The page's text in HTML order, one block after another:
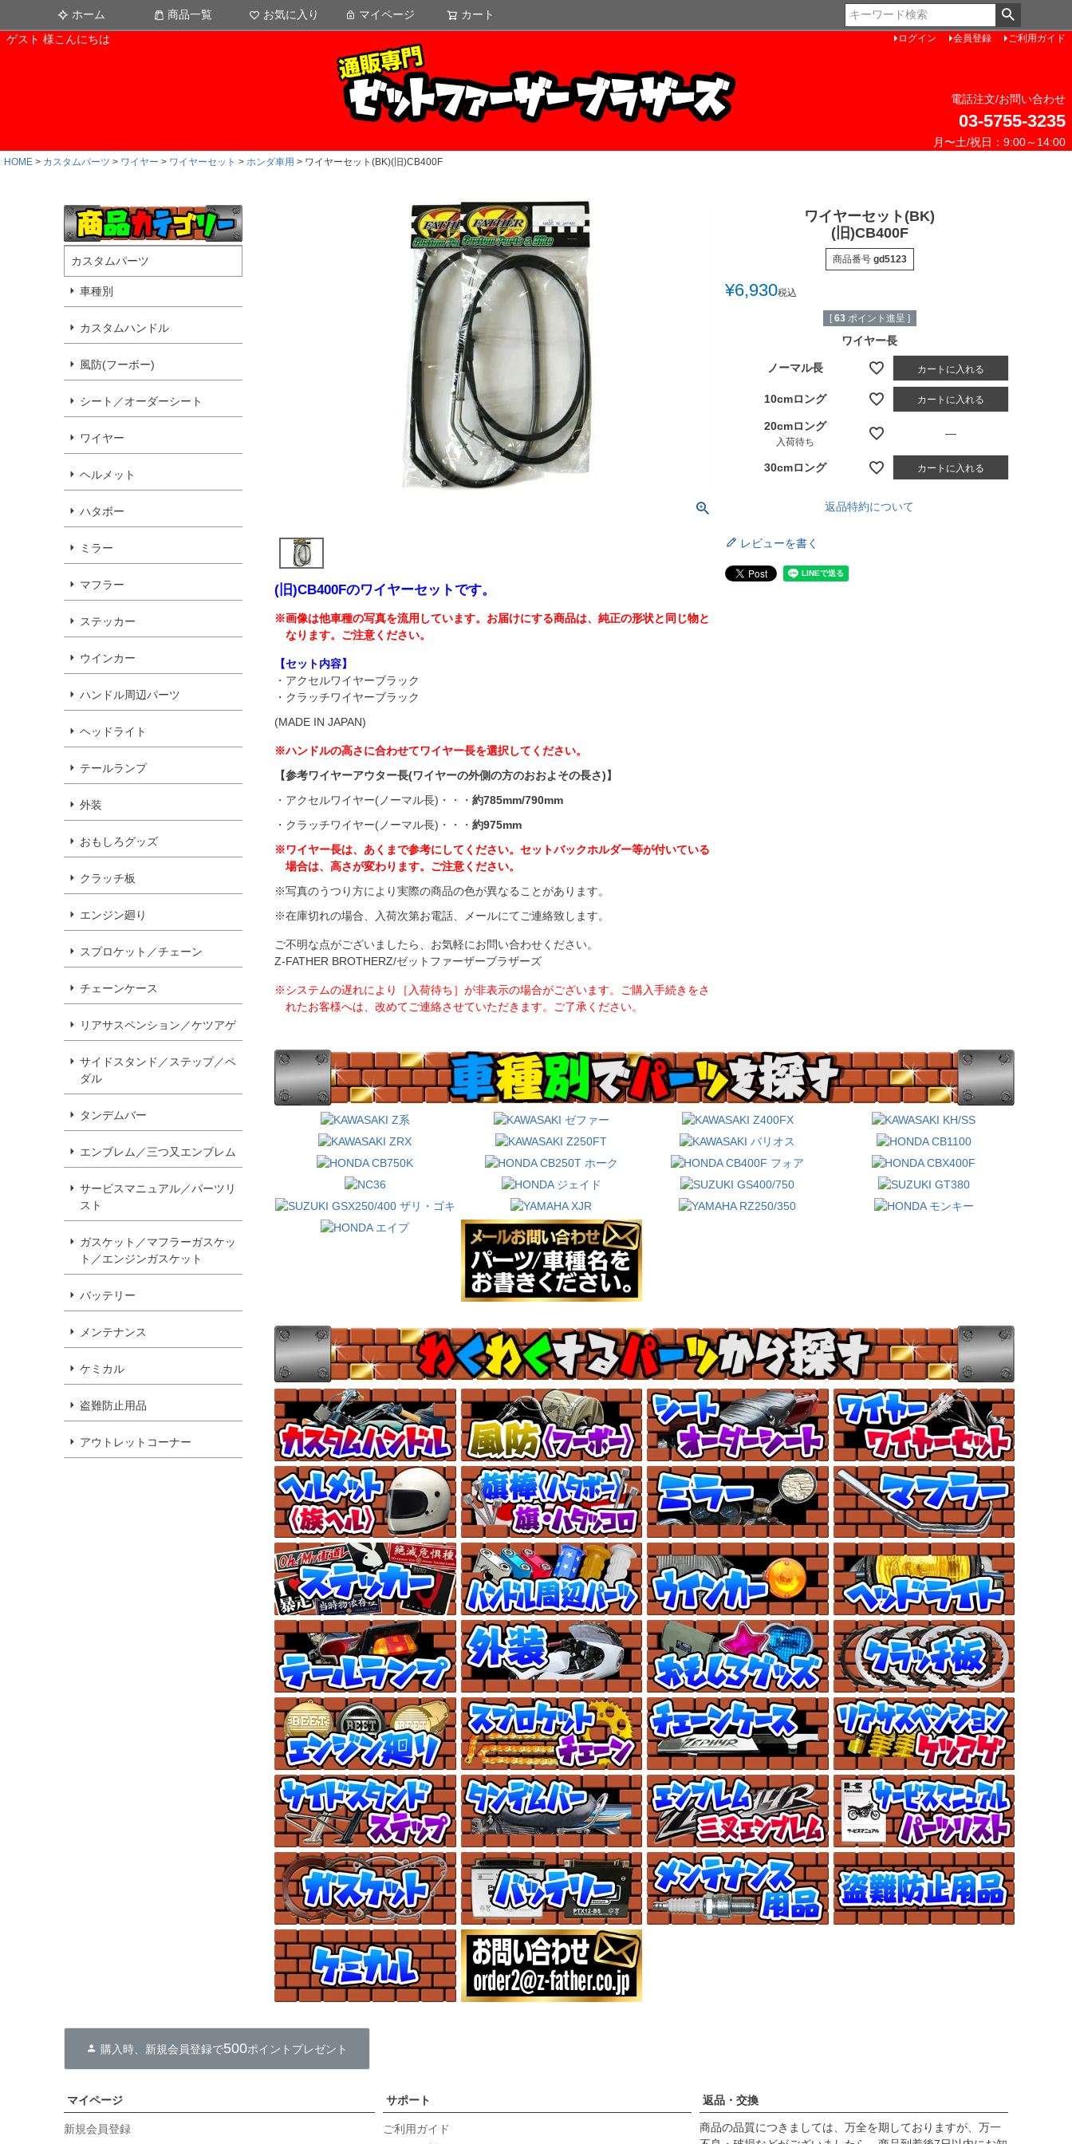
ホーム 商品一覧 お気に入り マイページ カート
ゲスト 様こんにちは
ログイン 会員登録 ご利用ガイド
電話注文/お問い合わせ
03-5755-3235
月〜土/祝日：9:00～14:00
HOME カスタムパーツ ワイヤー ワイヤーセット ホンダ車用 ワイヤーセット(BK)(旧)CB400F
カスタムパーツ
車種別
カスタムハンドル
風防(フーボー)
シート／オーダーシート
ワイヤー
ヘルメット
ハタボー
ミラー
マフラー
ステッカー
ウインカー
ハンドル周辺パーツ
ヘッドライト
テールランプ
外装
おもしろグッズ
クラッチ板
エンジン廻り
スプロケット／チェーン
チェーンケース
リアサスペンション／ケツアゲ
サイドスタンド／ステップ／ペ
ダル
タンデムバー
エンブレム／三つ又エンブレム
サービスマニュアル／パーツリ
スト
ガスケット／マフラーガスケッ
ト／エンジンガスケット
バッテリー
メンテナンス
ケミカル
盗難防止用品
アウトレットコーナー
(旧)CB400Fのワイヤーセットです。
※画像は他車種の写真を流用しています。お届けにする商品は、純正の形状と同じ物と
なります。ご注意ください。
【セット内容】
・アクセルワイヤーブラック
・クラッチワイヤーブラック
(MADE IN JAPAN)
※ハンドルの高さに合わせてワイヤー長を選択してください。
【参考ワイヤーアウター長(ワイヤーの外側の方のおおよその長さ)】
・アクセルワイヤー(ノーマル長)・・・ 約785mm/790mm
・クラッチワイヤー(ノーマル長)・・・ 約975mm
※ワイヤー長は、あくまで参考にしてください。セットバックホルダー等が付いている
場合は、高さが変わります。ご注意ください。
※写真のうつり方により実際の商品の色が異なることがあります。
※在庫切れの場合、入荷次第お電話、メールにてご連絡致します。
ご不明な点がございましたら、お気軽にお問い合わせください。
Z-FATHER BROTHERZ/ゼットファーザーブラザーズ
※システムの遅れにより［入荷待ち］が非表示の場合がございます。ご購入手続きをさ
れたお客様へは、改めてご連絡させていただきます。ご了承ください。
ワイヤーセット(BK)
(旧)CB400F
商品番号 gd5123
¥6,930税込
[ 63 ポイント進呈 ]
ワイヤー長
ノーマル長 カートに入れる
10cmロング カートに入れる
20cmロング
入荷待ち
—
30cmロング カートに入れる
返品特約について
レビューを書く
ペー
ジト
ップ
購入時、新規会員登録で500ポイントプレゼント
マイページ
新規会員登録
サポート
ご利用ガイド
返品・交換
商品の品質につきましては、万全を期しておりますが、万一